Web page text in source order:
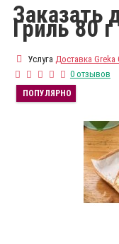
Заказать
Гриль 80 г
Услуга Доставка Greka
0 отзывов
ПОПУЛЯРНО